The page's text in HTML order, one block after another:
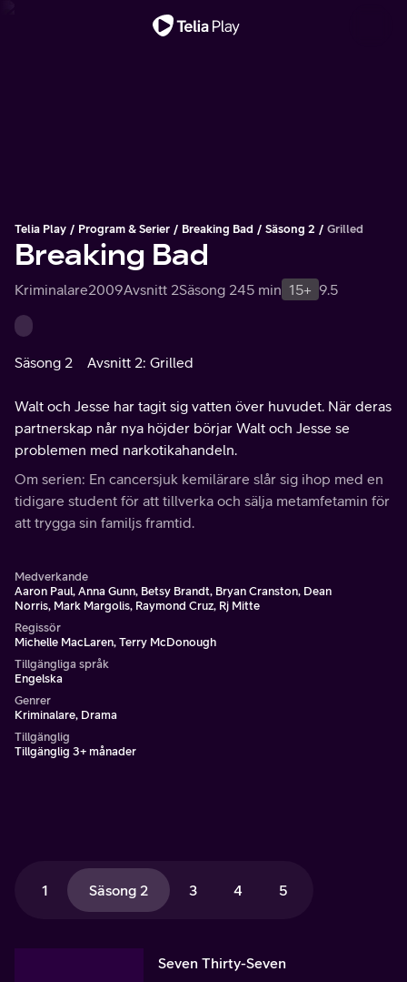
Telia Play Program & Serier Breaking Bad Säsong 2 Grilled
Breaking Bad
Kriminalare2009Avsnitt 2Säsong 245 min 15+ 9.5
Säsong 2 Avsnitt 2: Grilled
Walt och Jesse har tagit sig vatten över huvudet. När deras
partnerskap når nya höjder börjar Walt och Jesse se
problemen med narkotikahandeln.
Om serien: En cancersjuk kemilärare slår sig ihop med en
tidigare student för att tillverka och sälja metamfetamin för
att trygga sin familjs framtid.
Medverkande
Aaron Paul, Anna Gunn, Betsy Brandt, Bryan Cranston, Dean
Norris, Mark Margolis, Raymond Cruz, Rj Mitte
Regissör
Michelle MacLaren, Terry McDonough
Tillgängliga språk
Engelska
Genrer
Kriminalare, Drama
Tillgänglig
Tillgänglig 3+ månader
1 Säsong 2 3 4 5
Seven Thirty-Seven